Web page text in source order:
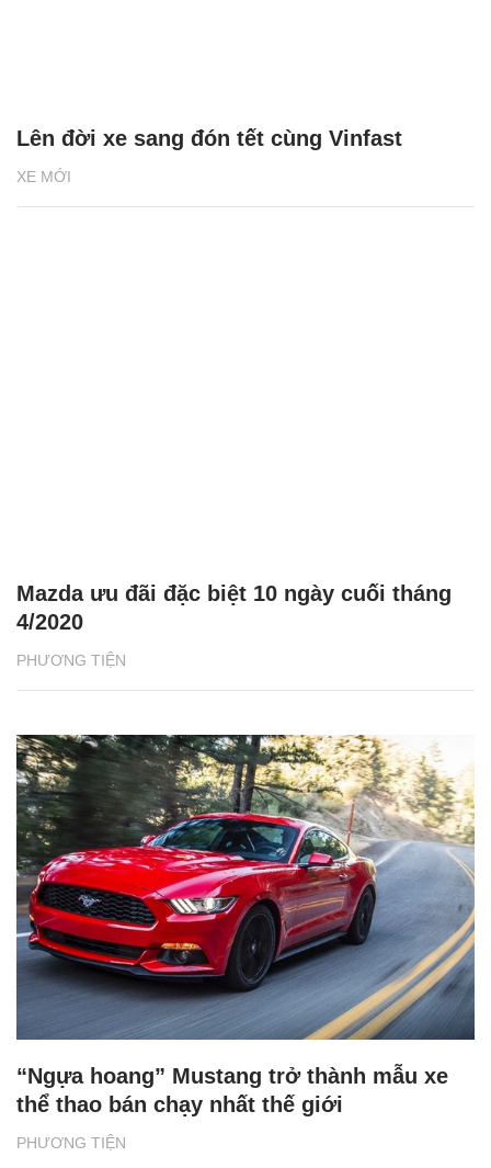
XE MỚI
Lên đời xe sang đón tết cùng Vinfast
PHƯƠNG TIỆN
Mazda ưu đãi đặc biệt 10 ngày cuối tháng
4/2020
PHƯƠNG TIỆN
“Ngựa hoang” Mustang trở thành mẫu xe
thể thao bán chạy nhất thế giới